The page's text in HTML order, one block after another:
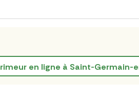
Primeur en ligne à Saint-Germain-